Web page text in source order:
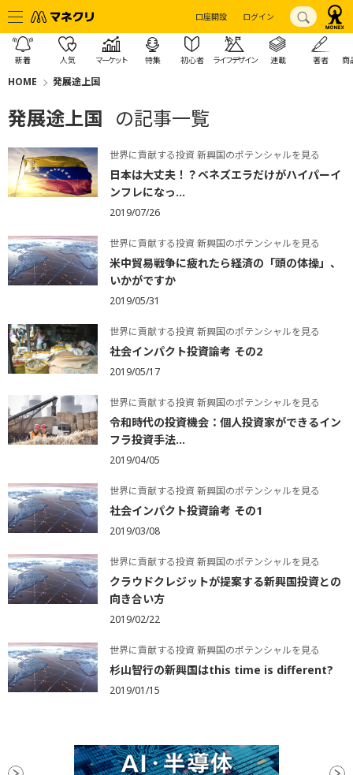
口座開設 ログイン
新着 人気 マーケット 特集 初心者 ライフデザイン 連載 著者 商
HOME 発展途上国
発展途上国 の記事一覧
世界に貢献する投資 新興国のポテンシャルを見る
日本は大丈夫！？ベネズエラだけがハイパーイ
ンフレになっ...
2019/07/26
世界に貢献する投資 新興国のポテンシャルを見る
米中貿易戦争に疲れたら経済の「頭の体操」、
いかがですか
2019/05/31
世界に貢献する投資 新興国のポテンシャルを見る
社会インパクト投資論考 その2
2019/05/17
世界に貢献する投資 新興国のポテンシャルを見る
令和時代の投資機会：個人投資家ができるイン
フラ投資手法...
2019/04/05
世界に貢献する投資 新興国のポテンシャルを見る
社会インパクト投資論考 その1
2019/03/08
世界に貢献する投資 新興国のポテンシャルを見る
クラウドクレジットが提案する新興国投資との
向き合い方
2019/02/22
世界に貢献する投資 新興国のポテンシャルを見る
杉山智行の新興国はthis time is different?
2019/01/15